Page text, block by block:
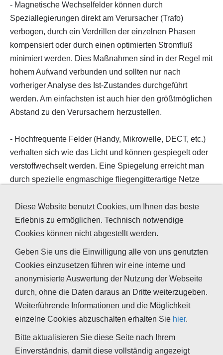
- Magnetische Wechselfelder können durch
Speziallegierungen direkt am Verursacher (Trafo)
verbogen, durch ein Verdrillen der einzelnen Phasen
kompensiert oder durch einen optimierten Stromfluß
minimiert werden. Dies Maßnahmen sind in der Regel mit
hohem Aufwand verbunden und sollten nur nach
vorheriger Analyse des Ist-Zustandes durchgeführt
werden. Am einfachsten ist auch hier den größtmöglichen
Abstand zu den Verursachern herzustellen.
- Hochfrequente Felder (Handy, Mikrowelle, DECT, etc.)
verhalten sich wie das Licht und können gespiegelt oder
verstoffwechselt werden. Eine Spiegelung erreicht man
durch spezielle engmaschige fliegengitterartige Netze
die Radioaktivität können diese auch durch besonders
massive Bausubstanzen (z. B. massive Lehmsteine,
Spezialbeton) in Wärmeenergie umgewandelt werden.
messbar sind) keine Wirkung haben können.
Diese Website benutzt Cookies, um Ihnen das beste
Erlebnis zu ermöglichen. Technisch notwendige
Cookies können nicht abgestellt werden.
Geben Sie uns die Einwilligung alle von uns genutzten
Cookies einzusetzen führen wir eine interne und
anonymisierte Auswertung der Nutzung der Webseite
durch, ohne die Daten daraus an Dritte weiterzugeben.
Weiterführende Informationen und die Möglichkeit
einzelne Cookies abzuschalten erhalten Sie hier.
Bitte aktualisieren Sie diese Seite nach Ihrem
Einverständnis, damit diese vollständig angezeigt